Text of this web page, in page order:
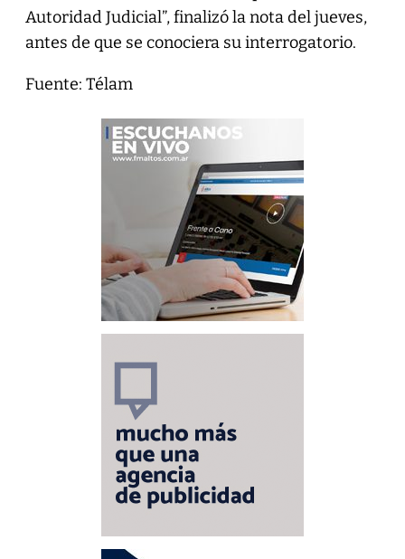
Autoridad Judicial”, finalizó la nota del jueves,
antes de que se conociera su interrogatorio.
Fuente: Télam